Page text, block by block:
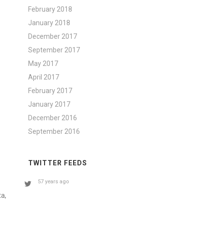
February 2018
January 2018
December 2017
September 2017
May 2017
April 2017
February 2017
January 2017
December 2016
September 2016
TWITTER FEEDS
57 years ago